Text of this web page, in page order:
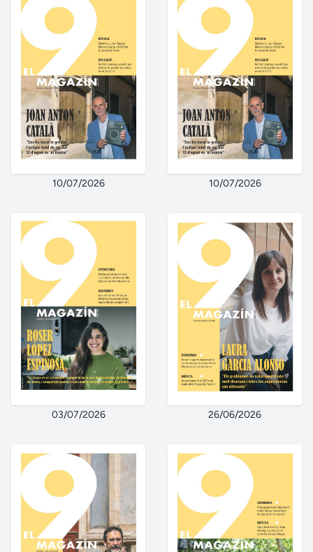
10/07/2026 10/07/2026
03/07/2026 26/06/2026